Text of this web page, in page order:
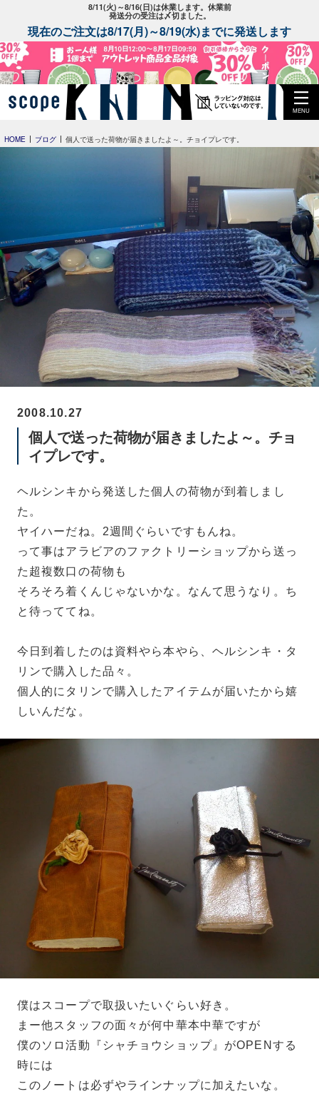
8/11(火)～8/16(日)は休業します。休業前
発送分の受注は〆切ました。
現在のご注文は8/17(月)～8/19(水)までに発送します
MENU
HOME ブログ 個人で送った荷物が届きましたよ～。チョイプレです。
2008.10.27
個人で送った荷物が届きましたよ～。チョ
イプレです。
ヘルシンキから発送した個人の荷物が到着しまし
た。
ヤイハーだね。2週間ぐらいですもんね。
って事はアラビアのファクトリーショップから送っ
た超複数口の荷物も
そろそろ着くんじゃないかな。なんて思うなり。ち
と待っててね。
今日到着したのは資料やら本やら、ヘルシンキ・タ
リンで購入した品々。
個人的にタリンで購入したアイテムが届いたから嬉
しいんだな。
僕はスコープで取扱いたいぐらい好き。
まー他スタッフの面々が何中華本中華ですが
僕のソロ活動『シャチョウショップ』がOPENする
時には
このノートは必ずやラインナップに加えたいな。